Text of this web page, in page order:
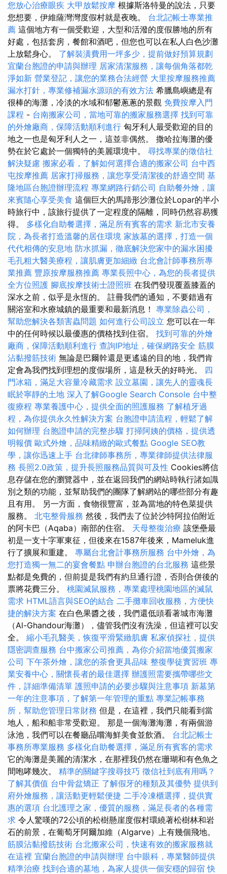
您放心治療眼疾 大甲放鬆按摩 根據斯洛特曼的說法，只要
您想要，伊維薩灣灣度假村就是夜晚。 台北記帳士專業推
薦 這個地方有一個受歡迎，大型和活潑的度假勝地的所有
好處，包括套房，餐館和酒吧，但您也可以在私人白色沙灘
上放鬆身心。 了解裝潢費用一坪多少，提前做好預算規劃
宜蘭台胞證的申請與辦理 居家清潔服務，讓每個角落都乾
淨如新 營業登記，讓您的業務合法經營 大里按摩服務推薦
漏水打針，專業修補漏水源頭的有效方法 希臘島嶼總是有
很棒的海灘，冷淡的水域和郁鬱蔥蔥的景觀 免費按摩入門
課程 - 台南搬家公司，當地可靠的搬家服務選擇 找到可靠
的外燴廠商，保障活動順利進行 匈牙利人最受歡迎的目的
地之一也是匈牙利人之一，這並非偶然。 撒哈拉海灘的優
勢在於它處於一個獨特的美麗環境中。 尋找專業的徵信社
解決疑慮 搬家必看，了解如何選擇合適的搬家公司 台中西
屯按摩推薦 居家打掃服務，讓您享受清潔後的舒適空間 基
隆地區台胞證辦理流程 專業網路行銷公司 自助餐外燴，讓
來賓隨心享受美食 這個巨大的馬蹄形沙灘位於Lopar的半小
時旅行中，該旅行提供了一定程度的隔離，同時仍然容易獲
得。 多樣化自助餐選擇，滿足所有賓客的需求 新北市安養
院，為長者打造溫馨的居住環境 家族墓的選擇，打造一個
代代相傳的安息地 防水抓漏，徹底解決您家中的漏水困擾
毛孔粗大醫美療程，讓肌膚更加細緻 台北會計師事務所專
業推薦 豐原按摩服務推薦 專業長照中心，為您的長者提供
全方位照護 腳底按摩技術士證照班 在我們發現覆蓋膝蓋的
深水之前，似乎是永恆的。 註冊我們的通知，不要錯過有
關浴室和水療城鎮的最重要和最新消息！ 專業除蟲公司，
幫助您解決各類害蟲問題 如何進行公司設立 您可以在一年
中的任何時候以最優惠的價格找到住宿。 找到可靠的外燴
廠商，保障活動順利進行 查詢IP地址，確保網路安全 筋膜
沾黏撥筋技術 無論是巴爾幹還是更遙遠的目的地，我們肯
定會為我們找到理想的度假場所，這是秋天的好時光。 四
門冰箱，滿足大容量冷藏需求 設立墓園，讓先人的靈魂長
眠於寧靜的土地 深入了解Google Search Console 台中整
復療程 專業養護中心，提供全面的照護服務 了解植牙過
程，為你提供永久性解決方案 台胞證申請流程，輕鬆了解
如何辦理 台胞證申請的完整步驟 打掃阿姨的價格，提供透
明報價 歐式外燴，品味精緻的歐式餐點 Google SEO教
學，讓你迅速上手 台北律師事務所，專業律師提供法律服
務 長照2.0政策，提升長照服務品質與可及性 Cookies將信
息存儲在您的瀏覽器中，並在返回我們的網站時執行諸如識
別之類的功能，並幫助我們的團隊了解網站的哪些部分有趣
且有用。 另一方面，食物很豐富，並為當地的特色菜提供
服務。 北屯整骨服務 然後，我們去了位於沙特阿拉伯附近
的阿卡巴（Aqaba）南部的住宿。 天母整復治療 該堡壘最
初是一支十字軍東征，但後來在1587年後來，Mameluk進
行了擴展和重建。 專屬台北會計事務所服務 台中外燴，為
您打造獨一無二的宴會餐點 申辦台胞證的台北服務 這些景
點都是免費的，但前提是我們有約旦通行證，否則合併後的
票將花費三分。 桃園滅鼠服務，專業處理桃園地區的滅鼠
需求 HTML語言與SEO的結合 二手攤車回收服務，方便快
捷的解決方案 在白色果醬之後，我們還低頭看著城市海灘
（Al-Ghandour海灘），儘管我們沒有洗澡，但這裡可以安
全。 縮小毛孔醫美，恢復平滑緊緻肌膚 私家偵探社，提供
隱密調查服務 台中搬家公司推薦，為你介紹當地優質搬家
公司 下午茶外燴，讓您的茶會更具品味 整復學徒實習班 專
業安養中心，關懷長者的最佳選擇 辦護照需要攜帶哪些文
件，詳細準備清單 護照申請的必要步驟與注意事項 新墓第
一年的注意事項，了解第一年管理的重點 專業記帳事務
所，幫助您管理日常財務 但是，在這裡，我們只能看到當
地人，船和船非常受歡迎。 那是一個海灘海灘，有兩個游
泳池，我們可以在餐廳品嚐海鮮美食並飲酒。 台北記帳士
事務所專業服務 多樣化自助餐選擇，滿足所有賓客的需求
它的海灘是美麗的清潔水，在那裡我仍然在珊瑚和有色魚之
間咆哮幾次。 精準的關鍵字搜尋技巧 徵信社到底有用嗎？
了解其價值 台中骨盆矯正 了解假牙的種類及其優勢 提供到
府外燴服務，讓活動更輕鬆便捷 二手冷凍櫃選擇，提供實
惠的選項 台北護理之家，優質的服務，滿足長者的各種需
求 令人驚嘆的72公頃的松樹懸崖度假村環繞著松樹林和岩
石的前景，在葡萄牙阿爾加維（Algarve）上有幾個飛地。
筋膜沾黏撥筋技術 台北搬家公司，快速有效的搬家服務就
在這裡 宜蘭台胞證的申請與辦理 台中眼科，專業醫師提供
精準治療 找到合適的墓地，為家人提供一個安穩的歸宿 快